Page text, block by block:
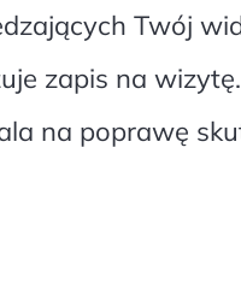
Twój
zapis na
na poprawę